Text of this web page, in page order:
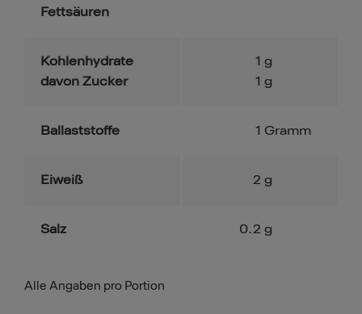
Fettsäuren
Kohlenhydrate
davon Zucker
1 g
1 g
Ballaststoffe 1 Gramm
Eiweiß 2 g
Salz 0.2 g
Alle Angaben pro Portion